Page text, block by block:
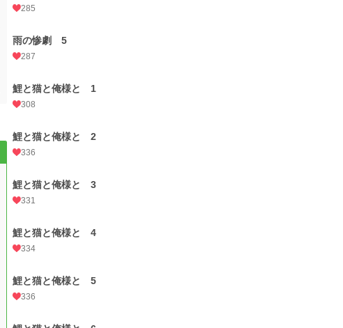
285
雨の惨劇 5
287
鯉と猫と俺様と 1
308
鯉と猫と俺様と 2
336
鯉と猫と俺様と 3
331
鯉と猫と俺様と 4
334
鯉と猫と俺様と 5
336